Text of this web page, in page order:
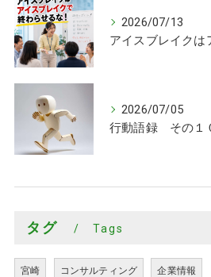
2026/07/13
2026/07/05
タグ Tags
宮崎 コンサルティング 企業情報